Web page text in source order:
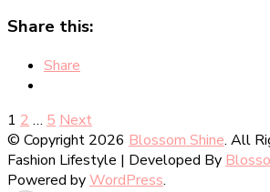
Share this:
Share
Posts
pagination
Page
1 Page
2 … Page
5 Next
© Copyright 2026 Blossom Shine. All
Fashion Lifestyle | Developed By
Powered byWordPress.